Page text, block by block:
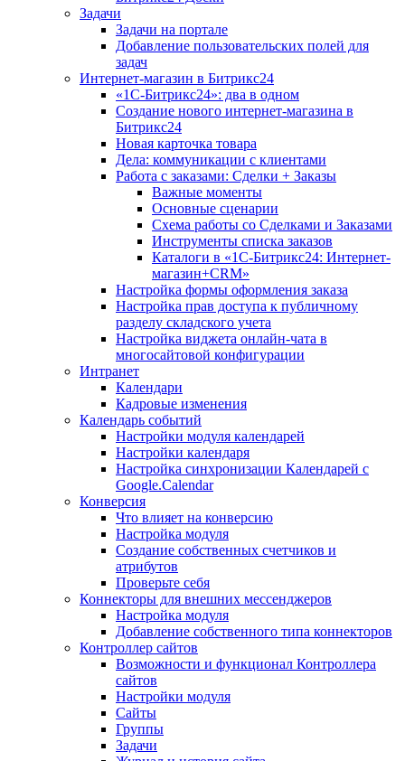
Задачи
Задачи на портале
Добавление пользовательских полей для
задач
Интернет-магазин в Битрикс24
«1С-Битрикс24»: два в одном
Создание нового интернет-магазина в
Битрикс24
Новая карточка товара
Дела: коммуникации с клиентами
Работа с заказами: Сделки + Заказы
Важные моменты
Основные сценарии
Схема работы со Сделками и Заказами
Инструменты списка заказов
Каталоги в «1С-Битрикс24: Интернет-
магазин+CRM»
Настройка формы оформления заказа
Настройка прав доступа к публичному
разделу складского учета
Настройка виджета онлайн-чата в
многосайтовой конфигурации
Интранет
Календари
Кадровые изменения
Календарь событий
Настройки модуля календарей
Настройки календаря
Настройка синхронизации Календарей с
Google.Calendar
Конверсия
Что влияет на конверсию
Настройка модуля
Создание собственных счетчиков и
атрибутов
Проверьте себя
Коннекторы для внешних мессенджеров
Настройка модуля
Добавление собственного типа коннекторов
Контроллер сайтов
Возможности и функционал Контроллера
сайтов
Настройки модуля
Сайты
Группы
Задачи